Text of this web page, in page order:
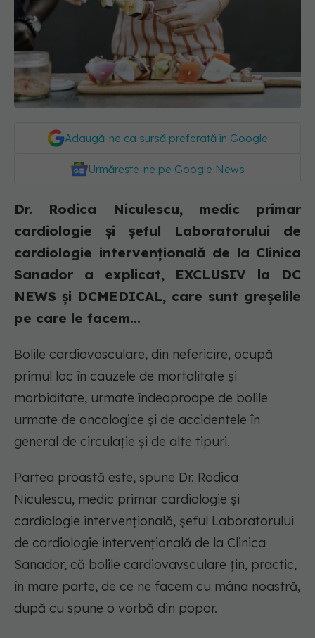
Adaugă-ne ca sursă preferată în Google
Urmărește-ne pe Google News
Dr. Rodica Niculescu, medic primar
cardiologie și șeful Laboratorului de
cardiologie intervențională de la Clinica
Sanador a explicat, EXCLUSIV la DC
NEWS și DCMEDICAL, care sunt greșelile
pe care le facem...
Bolile cardiovasculare, din nefericire, ocupă
primul loc în cauzele de mortalitate și
morbiditate, urmate îndeaproape de bolile
urmate de oncologice și de accidentele în
general de circulație și de alte tipuri.
Partea proastă este, spune Dr. Rodica
Niculescu, medic primar cardiologie și
cardiologie intervențională, șeful Laboratorului
de cardiologie intervențională de la Clinica
Sanador, că bolile cardiovavsculare țin, practic,
în mare parte, de ce ne facem cu mâna noastră,
după cu spune o vorbă din popor.